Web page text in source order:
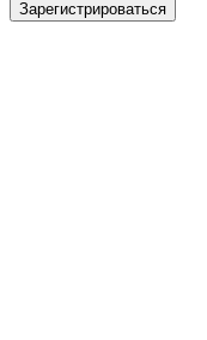
Зарегистрироваться